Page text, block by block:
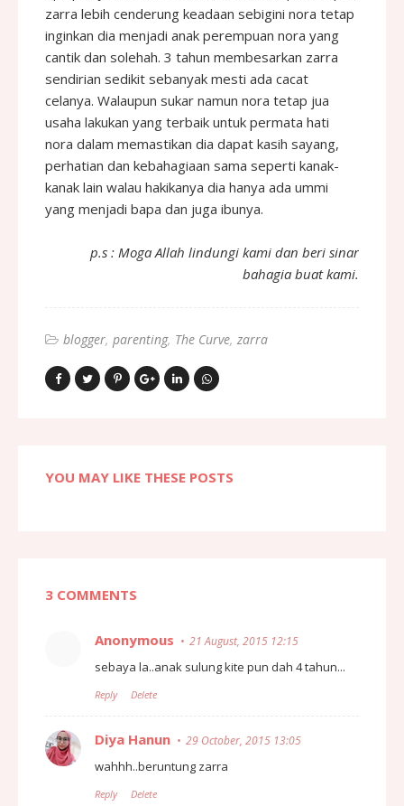
zarra lebih cenderung keadaan sebigini nora tetap
inginkan dia menjadi anak perempuan nora yang
cantik dan solehah. 3 tahun membesarkan zarra
sendirian sedikit sebanyak mesti ada cacat
celanya. Walaupun sukar namun nora tetap jua
usaha lakukan yang terbaik untuk permata hati
nora dalam memastikan dia dapat kasih sayang,
perhatian dan kebahagiaan sama seperti kanak-
kanak lain walau hakikanya dia hanya ada ummi
yang menjadi bapa dan juga ibunya.
p.s : Moga Allah lindungi kami dan beri sinar
bahagia buat kami.
blogger parenting The Curve zarra
YOU MAY LIKE THESE POSTS
3 COMMENTS
Anonymous 21 August, 2015 12:15
sebaya la..anak sulung kite pun dah 4 tahun...
Reply Delete
Diya Hanun 29 October, 2015 13:05
wahhh..beruntung zarra
Reply Delete